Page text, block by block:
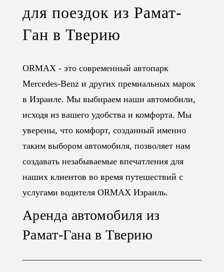
для поездок из Рамат-
Ган в Тверию
ORMAX - это современный автопарк
Mercedes-Benz и других премиальных марок
в Израиле. Мы выбираем наши автомобили,
исходя из вашего удобства и комфорта. Мы
уверены, что комфорт, созданный именно
таким выбором автомобиля, позволяет нам
создавать незабываемые впечатления для
наших клиентов во время путешествий с
услугами водителя ORMAX Израиль.
Аренда автомобиля из
Рамат-Гана в Тверию